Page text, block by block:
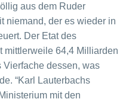
aus dem Ruder
niemand, der es wieder in
Der Etat des
mittlerweile 64,4 Milliarden
Vierfache dessen, was
“Karl Lauterbachs
mit den